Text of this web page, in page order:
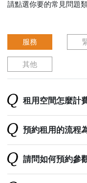
請點選你要的常見問題
服務
其他
租用空間怎麼計
預約租用的流程
請問如何預約參